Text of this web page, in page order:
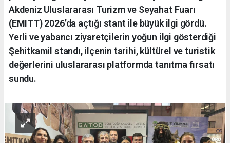
Akdeniz Uluslararası Turizm ve Seyahat Fuarı
(EMITT) 2026’da açtığı stant ile büyük ilgi gördü.
Yerli ve yabancı ziyaretçilerin yoğun ilgi gösterdiği
Şehitkamil standı, ilçenin tarihi, kültürel ve turistik
değerlerini uluslararası platformda tanıtma fırsatı
sundu.